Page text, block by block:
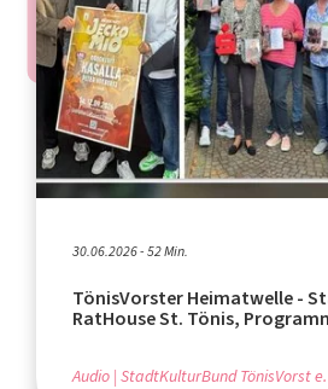
30.06.2026 - 52 Min.
TönisVorster Heimatwelle -
RatHouse St. Tönis,
Audio StadtKulturBund TönisVorst